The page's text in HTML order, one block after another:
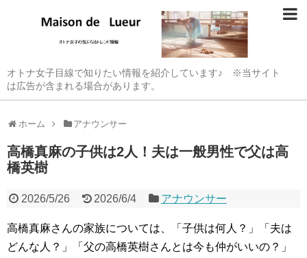
オトナ女子目線で知りたい情報を紹介しています♪ ※当サイト
は広告が含まれる場合があります。
ホーム アナウンサー
高橋真麻の子供は2人！夫は一般男性で父は高
橋英樹
2026/5/26 2026/6/4 アナウンサー
高橋真麻さんの家族については、「子供は何人？」「夫は
どんな人？」「父の高橋英樹さんとは今も仲がいいの？」